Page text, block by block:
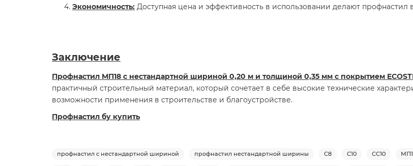
Экономичность: Доступная цена и эффективность в использовании делают
Заключение
Профнастил МП18 с нестандартной шириной 0,20 м и толщиной 0,35 мм с покрытием
практичный строительный материал, который сочетает в себе высокие технические
возможности применения в строительстве и благоустройстве.
Профнастил бу купить
профнастил с нестандартной шириной профнастил нестандартной ширины С8 С10 СС10